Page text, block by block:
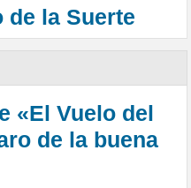
de la Suerte
«El Vuelo del
de la buena